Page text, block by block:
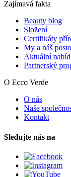
Zajímavá fakta
Beauty blog
Složení
Certifikáty
My a náš
Aktuální
Partnerský
O Ecco Verde
O nás
Naše
Kontakt
Sledujte nás na